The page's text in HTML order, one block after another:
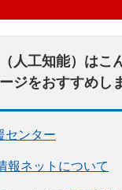
人工知能）はこ
ジをおすすめし
センター
報ネットについて